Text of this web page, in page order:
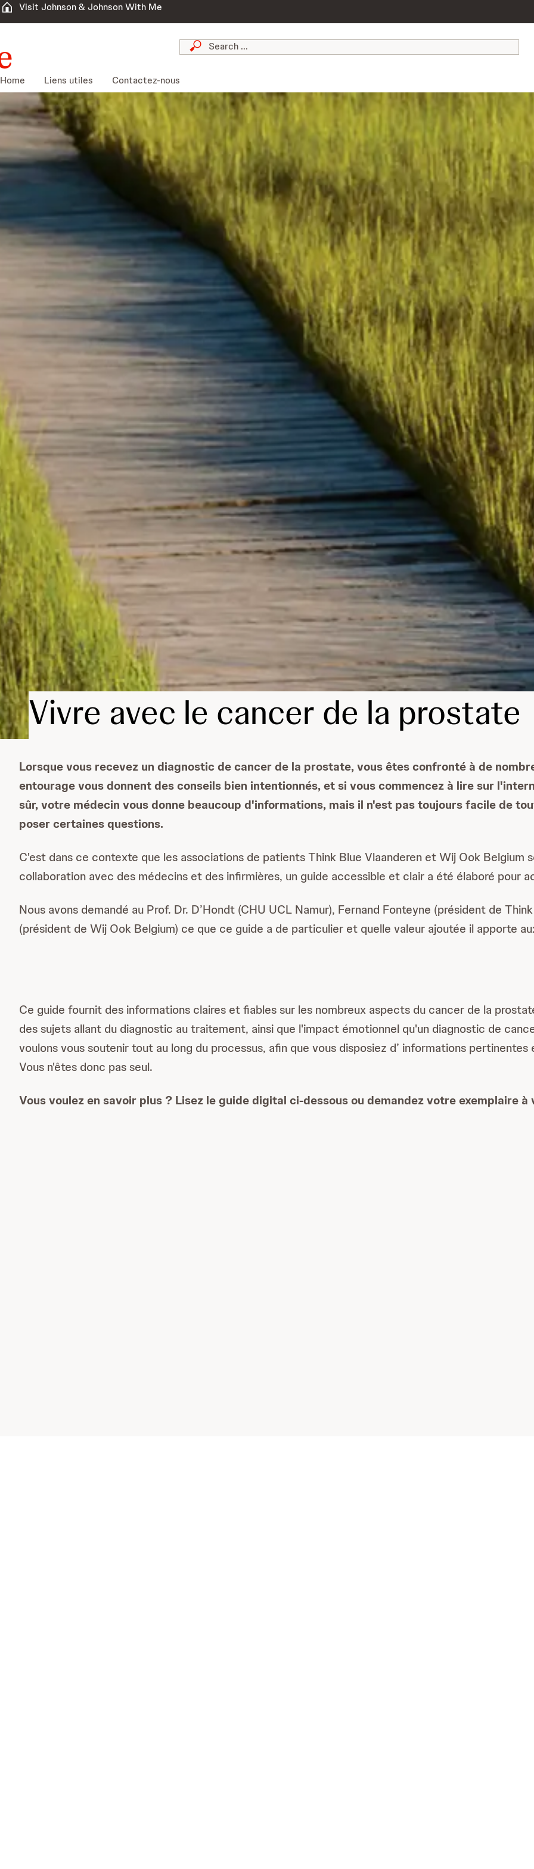
Visit Johnson & Johnson With Me
Home Liens utiles Contactez-nous
Vivre avec le cancer de la prostate
Lorsque vous recevez un diagnostic de cancer de la prostate, vous êtes confronté à de
entourage vous donnent des conseils bien intentionnés, et si vous commencez à lire sur
sûr, votre médecin vous donne beaucoup d'informations, mais il n'est pas toujours facile de
poser certaines questions.
C'est dans ce contexte que les associations de patients Think Blue Vlaanderen et Wij Ook Belgium
collaboration avec des médecins et des infirmières, un guide accessible et clair a été élaboré pour
Nous avons demandé au Prof. Dr. D’Hondt (CHU UCL Namur), Fernand Fonteyne (président de
(président de Wij Ook Belgium) ce que ce guide a de particulier et quelle valeur ajoutée il apporte
Ce guide fournit des informations claires et fiables sur les nombreux aspects du cancer de la
des sujets allant du diagnostic au traitement, ainsi que l'impact émotionnel qu'un diagnostic de
voulons vous soutenir tout au long du processus, afin que vous disposiez d’ informations
Vous n'êtes donc pas seul.
Vous voulez en savoir plus ? Lisez le guide digital ci-dessous ou demandez votre exemplaire